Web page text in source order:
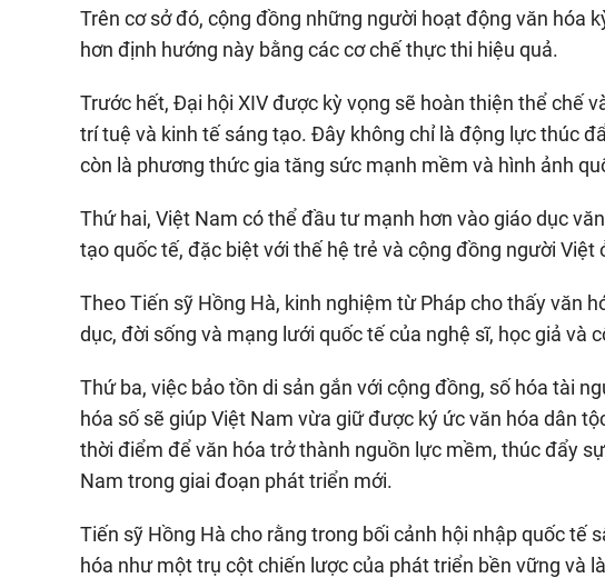
Trên cơ sở đó, cộng đồng những người hoạt động văn hóa
hơn định hướng này bằng các cơ chế thực thi hiệu quả.
Trước hết, Đại hội XIV được kỳ vọng sẽ hoàn thiện thể chế
trí tuệ và kinh tế sáng tạo. Đây không chỉ là động lực thúc
còn là phương thức gia tăng sức mạnh mềm và hình ảnh
Thứ hai, Việt Nam có thể đầu tư mạnh hơn vào giáo dục
tạo quốc tế, đặc biệt với thế hệ trẻ và cộng đồng người Việt
Theo Tiến sỹ Hồng Hà, kinh nghiệm từ Pháp cho thấy văn
dục, đời sống và mạng lưới quốc tế của nghệ sĩ, học giả và
Thứ ba, việc bảo tồn di sản gắn với cộng đồng, số hóa tài
hóa số sẽ giúp Việt Nam vừa giữ được ký ức văn hóa dân
thời điểm để văn hóa trở thành nguồn lực mềm, thúc đẩy
Nam trong giai đoạn phát triển mới.
Tiến sỹ Hồng Hà cho rằng trong bối cảnh hội nhập quốc tế
hóa như một trụ cột chiến lược của phát triển bền vững và